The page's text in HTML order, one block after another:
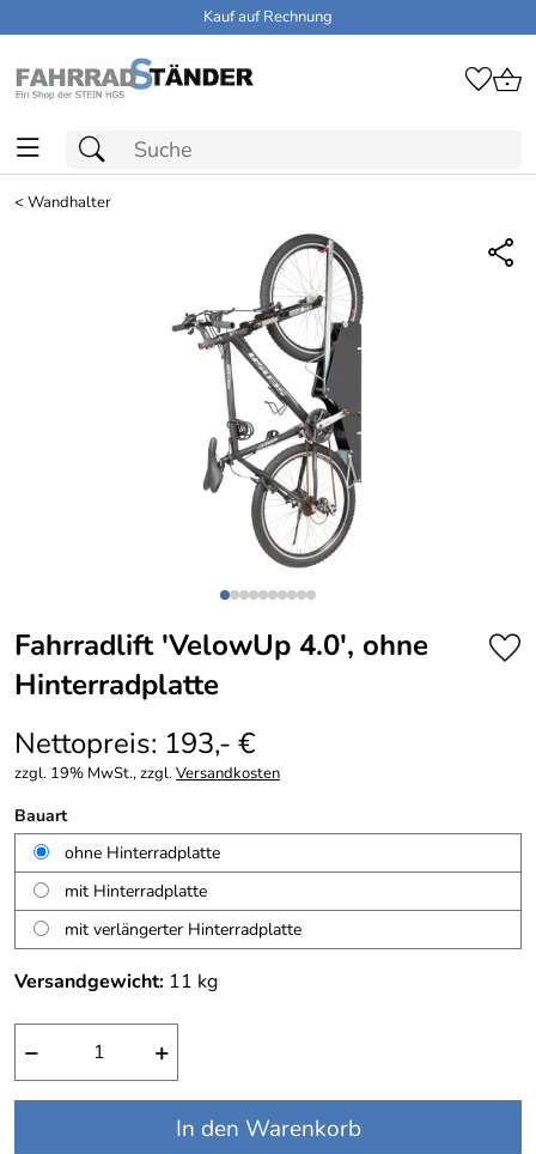
Kauf auf Rechnung
<Wandhalter
Fahrradlift 'VelowUp 4.0', ohne
Hinterradplatte
Nettopreis: 193,- €
zzgl. 19% MwSt., zzgl.Versandkosten
Bauart
ohne Hinterradplatte
mit Hinterradplatte
mit verlängerter Hinterradplatte
Versandgewicht: 11 kg
− +
In den Warenkorb